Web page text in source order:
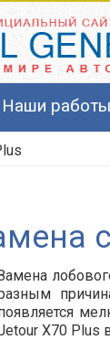
Наши работы
X70 Plus